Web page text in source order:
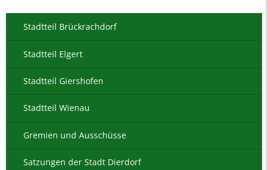
Stadtteil Brückrachdorf
Stadtteil Elgert
Stadtteil Giershofen
Stadtteil Wienau
Gremien und Ausschüsse
Satzungen der Stadt Dierdorf